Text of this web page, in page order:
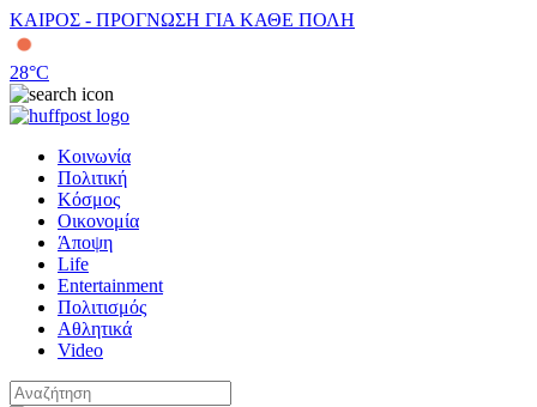
ΚΑΙΡΟΣ - ΠΡΟΓΝΩΣΗ ΓΙΑ ΚΑΘΕ ΠΟΛΗ
28°C
Κοινωνία
Πολιτική
Κόσμος
Οικονομία
Άποψη
Life
Entertainment
Πολιτισμός
Αθλητικά
Video